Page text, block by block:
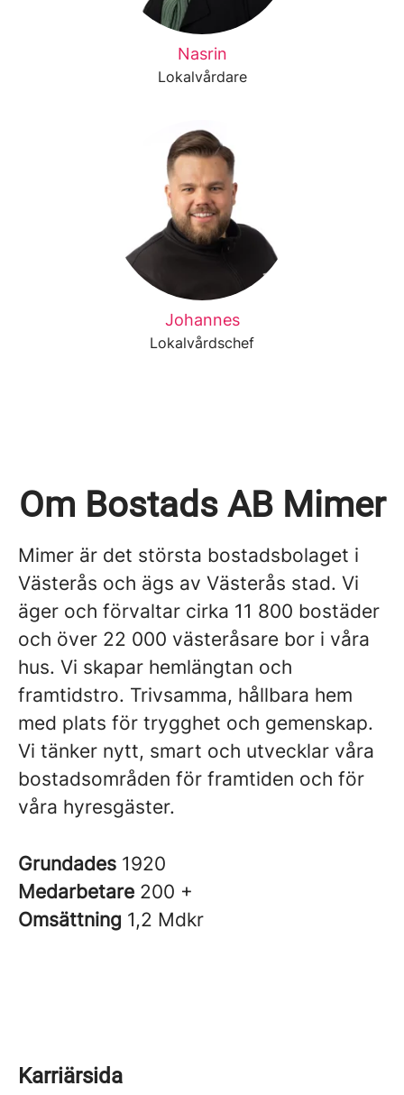
Nasrin
Lokalvårdare
Johannes
Lokalvårdschef
Om Bostads AB Mimer
Mimer är det största bostadsbolaget i
Västerås och ägs av Västerås stad. Vi
äger och förvaltar cirka 11 800 bostäder
och över 22 000 västeråsare bor i våra
hus. Vi skapar hemlängtan och
framtidstro. Trivsamma, hållbara hem
med plats för trygghet och gemenskap.
Vi tänker nytt, smart och utvecklar våra
bostadsområden för framtiden och för
våra hyresgäster.
Grundades 1920
Medarbetare 200 +
Omsättning 1,2 Mdkr
Karriärsida